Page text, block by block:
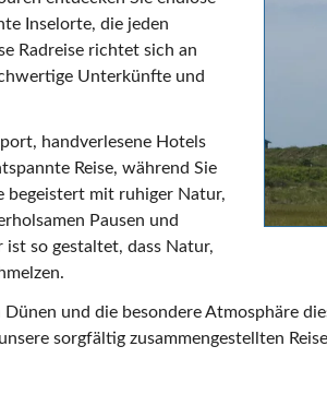
Inselorte, die jeden
Radreise richtet sich an
Unterkünfte und
handverlesene Hotels
Reise, während Sie
begeistert mit ruhiger Natur,
Pausen und
ist so gestaltet, dass Natur,
und die besondere Atmosphäre
sorgfältig zusammengestellten